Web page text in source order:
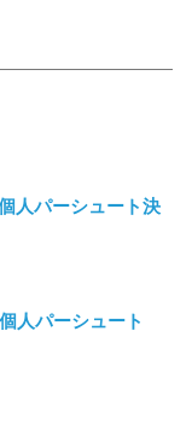
人パーシュート決
人パーシュート